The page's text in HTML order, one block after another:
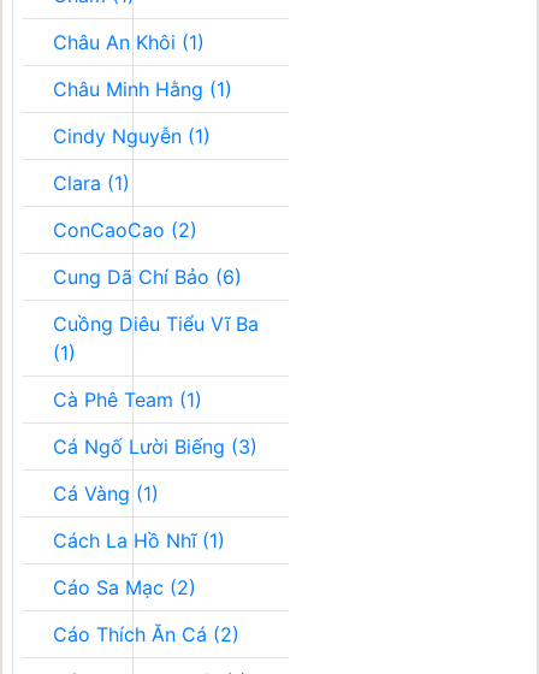
Châu An Khôi (1)
Châu Minh Hằng (1)
Cindy Nguyễn (1)
Clara (1)
ConCaoCao (2)
Cung Dã Chí Bảo (6)
Cuồng Diêu Tiểu Vĩ Ba
(1)
Cà Phê Team (1)
Cá Ngố Lười Biếng (3)
Cá Vàng (1)
Cách La Hồ Nhĩ (1)
Cáo Sa Mạc (2)
Cáo Thích Ăn Cá (2)